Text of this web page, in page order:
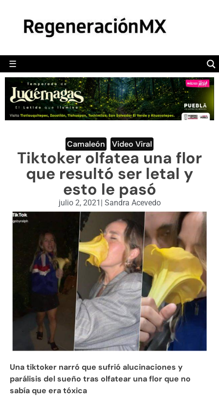
☰
POLÍTICA
CAMALEÓN
OPINIÓN
DEPORTES
ENGLISH SECTION
VIDEOS
Camaleón Video Viral
Tiktoker olfatea una flor
que resultó ser letal y
esto le pasó
julio 2, 2021 | Sandra Acevedo
Una tiktoker narró que sufrió alucinaciones y
parálisis del sueño tras olfatear una flor que no
sabía que era tóxica